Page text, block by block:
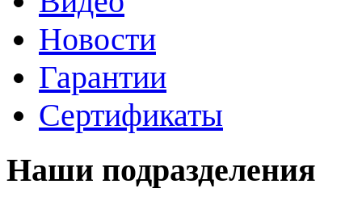
Новости
Гарантии
Сертификаты
Наши подразделения